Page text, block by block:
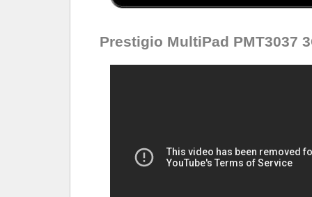
Prestigio MultiPad PMT3037